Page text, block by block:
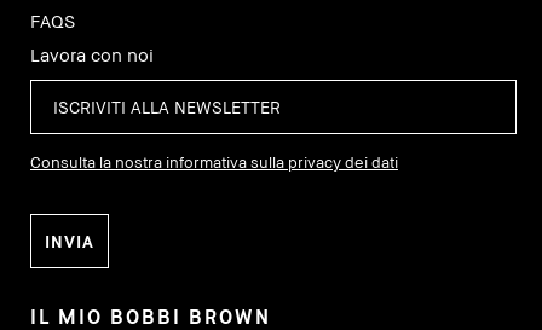
FAQS
Lavora con noi
Consulta la nostra informativa sulla privacy dei dati
IL MIO BOBBI BROWN